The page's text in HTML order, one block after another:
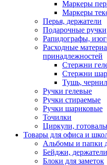
Маркеры
Маркеры
Перья, держатели
Подарочные ручки
Рапидографы,
Расходные
принадлежностей
Стержни
Стержни
Тушь,
Ручки гелевые
Ручки стираемые
Ручки шариковые
Точилки
Циркули,
Товары для офиса и
Альбомы и папки
Бейджи,
Блоки для заметок